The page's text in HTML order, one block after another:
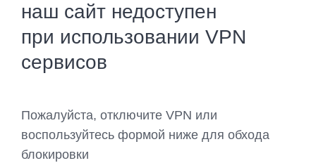
наш сайт недоступен
при использовании VPN
сервисов
Пожалуйста, отключите VPN или
воспользуйтесь формой ниже для обхода
блокировки